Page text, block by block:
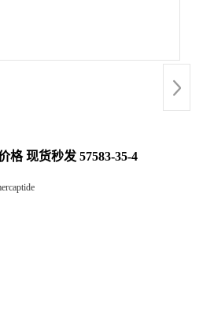
格 现货秒发 57583-35-4